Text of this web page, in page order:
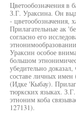
Цветообозначения в
З.Г. Ураксина. Он
- цветообозначения,
Прилагательные ак
согласно его
Ураксин особое
большом
убедительно доказал,
составе личных
(Идке 'Кыбау).
тюркских языках.
этноним коба
127131).